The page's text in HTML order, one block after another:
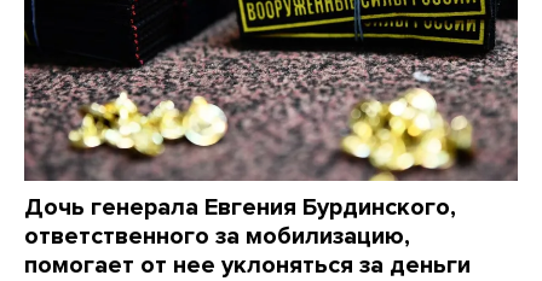
Дочь генерала Евгения Бурдинского,
ответственного за мобилизацию,
помогает от нее уклоняться за деньги